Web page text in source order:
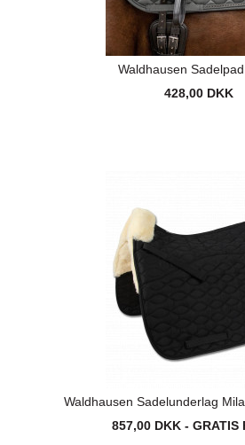
Waldhausen
428,00 DKK
Waldhausen Sadelunderlag
857,00 DKK - GRATIS